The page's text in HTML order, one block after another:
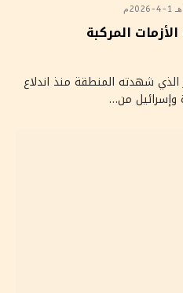
المركبة
شهدته المنطقة منذ اندلاع
وإسرائيل من…